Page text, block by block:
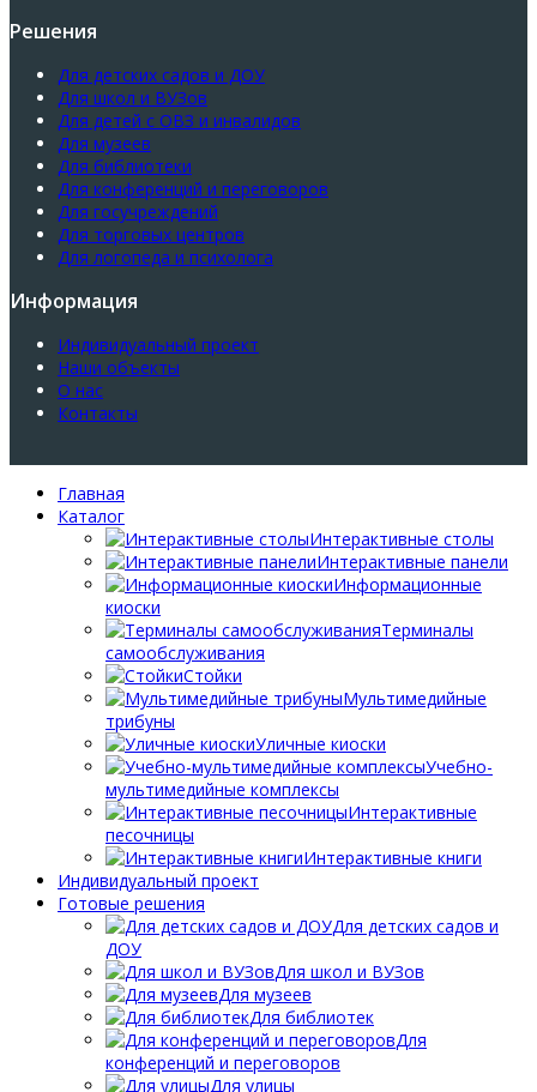
Решения
Для детских садов и ДОУ
Для школ и ВУЗов
Для детей с ОВЗ и инвалидов
Для музеев
Для библиотеки
Для конференций и переговоров
Для госучреждений
Для торговых центров
Для логопеда и психолога
Информация
Индивидуальный проект
Наши объекты
О нас
Контакты
Главная
Каталог
Интерактивные столы
Интерактивные панели
Информационные
киоски
Терминалы
самообслуживания
Стойки
Мультимедийные
трибуны
Уличные киоски
Учебно-
мультимедийные комплексы
Интерактивные
песочницы
Интерактивные книги
Индивидуальный проект
Готовые решения
Для детских садов и
ДОУ
Для школ и ВУЗов
Для музеев
Для библиотек
Для
конференций и переговоров
Для улицы